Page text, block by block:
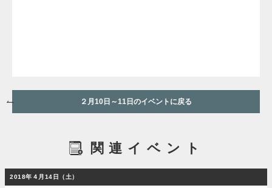
２月10日～11日のイベントに戻る
関連イベント
2018年４月14日（土）